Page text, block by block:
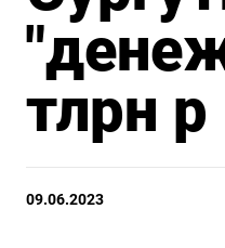
тлрн р
09.06.2023